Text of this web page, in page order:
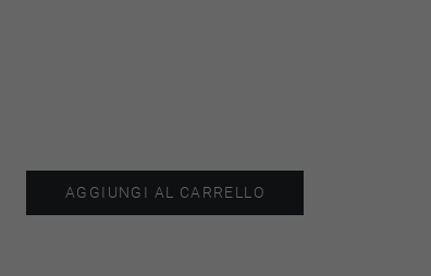
AGGIUNGI AL CARRELLO